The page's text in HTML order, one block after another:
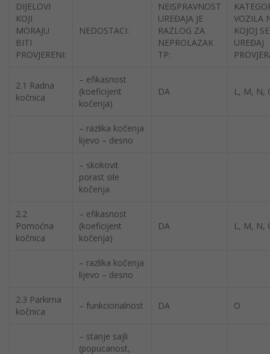
DIJELOVI
KOJI
MORAJU
BITI
PROVJERENI:
NEDOSTACI:
NEISPRAVNOST
UREĐAJA JE
RAZLOG ZA
NEPROLAZAK
TP:
VOZILA
KOJOJ SE
UREĐAJ
2.1 Radna
kočnica
– efikasnost
(koeficijent
kočenja)
DA L, M, N,
– razlika kočenja
lijevo – desno
– skokovit
porast sile
kočenja
2.2
Pomoćna
kočnica
– efikasnost
(koeficijent
kočenja)
DA L, M, N,
– razlika kočenja
lijevo – desno
2.3 Parkirna
kočnica
– funkcionalnost DA O
– stanje sajli
(popucanost,